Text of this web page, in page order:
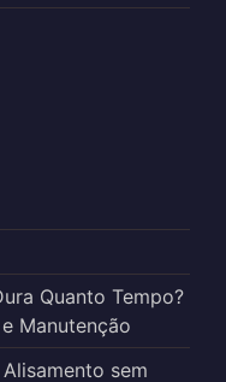
Quanto Tempo?
Manutenção
sem